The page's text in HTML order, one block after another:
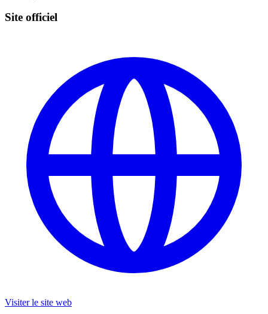
Site officiel
Visiter le site web